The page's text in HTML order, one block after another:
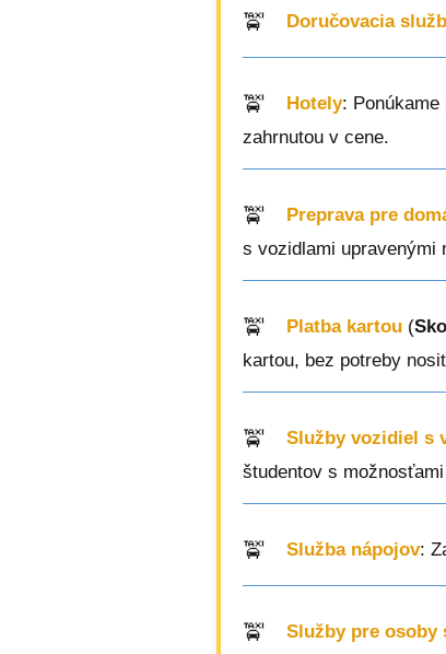
Doručovacia
Hotely: Ponúkame
zahrnutou v cene.
Preprava pre
s vozidlami upravenými
Platba kartou (
kartou, bez potreby
Služby vozidiel s
študentov s
Služba nápojov:
Služby pre osoby